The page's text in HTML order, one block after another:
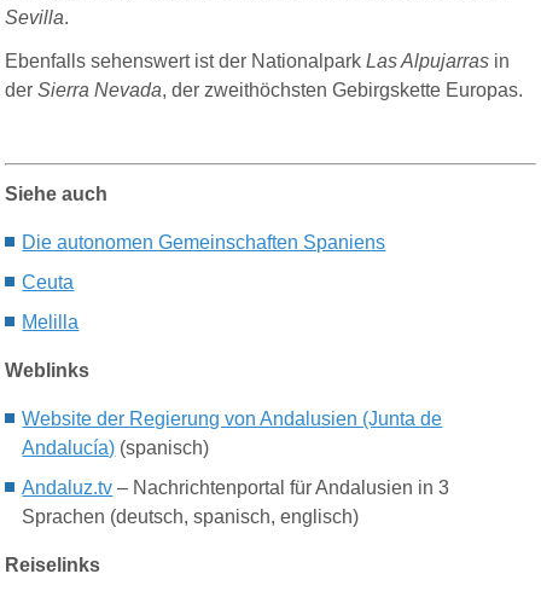
Sevilla.
Ebenfalls sehenswert ist der NationalparkLas Alpujarras in
derSierra Nevada, der zweithöchsten Gebirgskette Europas.
Siehe auch
Die autonomen Gemeinschaften Spaniens
Ceuta
Melilla
Weblinks
Website der Regierung von Andalusien (Junta de
Andalucía) (spanisch)
Andaluz.tv – Nachrichtenportal für Andalusien in 3
Sprachen (deutsch, spanisch, englisch)
Reiselinks